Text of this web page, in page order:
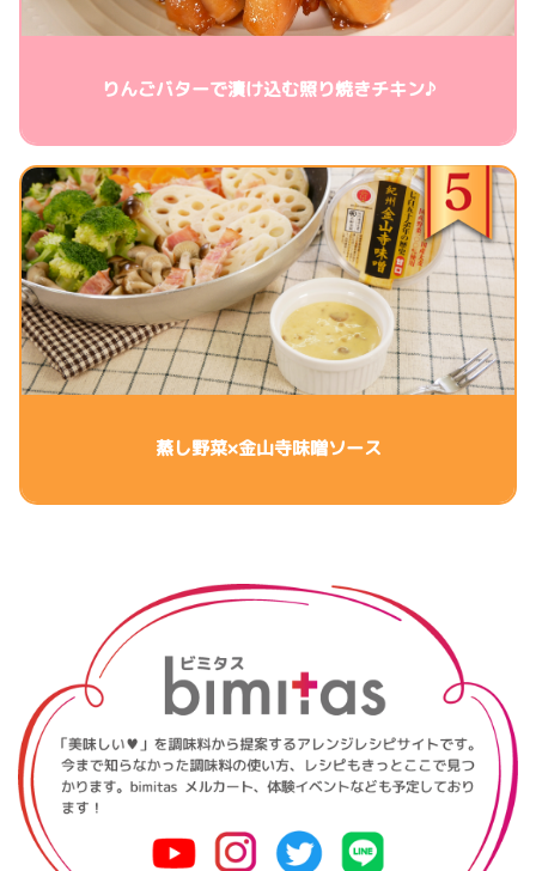
りんごバターで漬け込む照り焼きチキン♪
蒸し野菜×金山寺味噌ソース